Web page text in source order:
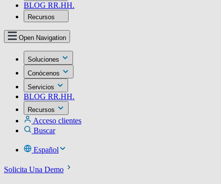
BLOG RR.HH.
Recursos
Open Navigation
Soluciones
Conócenos
Servicios
BLOG RR.HH.
Recursos
Acceso clientes
Buscar
Español
Solicita Una Demo